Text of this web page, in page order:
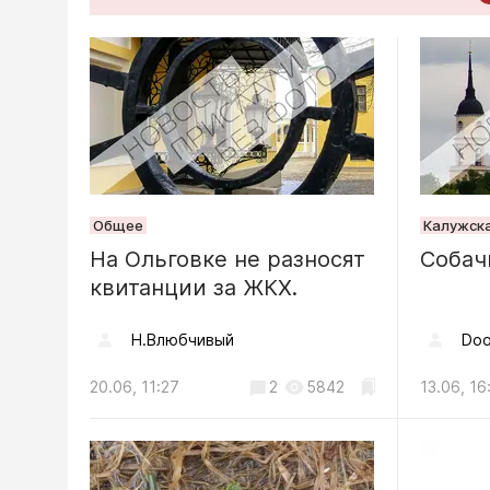
ракеты
05.08, 17:05
Общество
В
Общее
На Ольговке не разносят
квитанции за ЖКХ.
Н.Влюбчивый
20.06, 11:27 2 5842 13.06,